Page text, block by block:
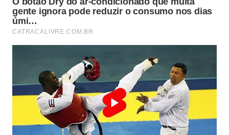
residência de forma inesperada. Além de garantir a
segurança alimentar necessária, esse hábito
promove um sentimento de orgulho e satisfação
pessoal ao observar o reflexo da luz nas superfícies
metálicas bem polidas. O capricho nos detalhes é o
que diferencia um lar comum de um refúgio de paz.